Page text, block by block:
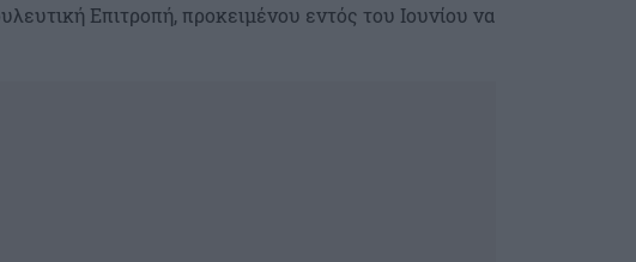
Επιτροπή, προκειμένου εντός του Ιουνίου να